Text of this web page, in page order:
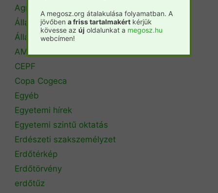
Agrárminisztérium
Állásbörze
Álláshirdetés
AM Erdőrendezési Főosztály
CEPF
Copa Cogeca
Egyéb
Egyetemi hírek
Egyetemi szintű oktatás
Erdészeti szakszemélyzet
Erdőtérkép
Erdőtörvény
erdőtűz
A megosz.org átalakulása folyamatban. A
jövőben a friss tartalmakért kérjük
kövesse az új oldalunkat a megosz.hu
webcímen!